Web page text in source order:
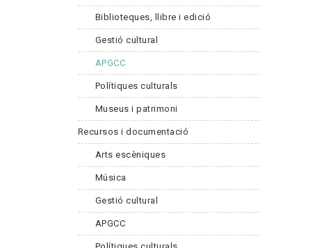
Biblioteques, llibre i edició
Gestió cultural
APGCC
Polítiques culturals
Museus i patrimoni
Recursos i documentació
Arts escèniques
Música
Gestió cultural
APGCC
Polítiques culturals